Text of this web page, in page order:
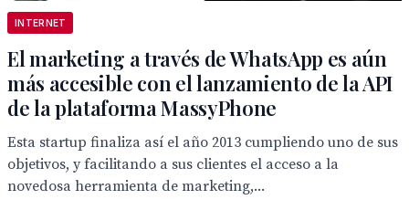
INTERNET
El marketing a través de WhatsApp es aún
más accesible con el lanzamiento de la API
de la plataforma MassyPhone
Esta startup finaliza así el año 2013 cumpliendo uno de sus
objetivos, y facilitando a sus clientes el acceso a la
novedosa herramienta de marketing,...